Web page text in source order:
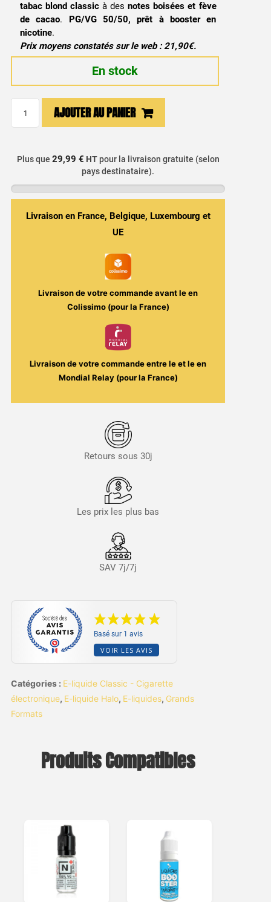
tabac blond classicà desnotes boisées et fève
de cacao.
PG/VG 50/50, prêt à booster en
nicotine.
Prix moyens constatés sur le web : 21,90€.
En stock
50ml
AJOUTER AU PANIER
Plus que 29,99 € HTpour la livraison gratuite (selon
pays destinataire).
Livraison en France, Belgique, Luxembourg et
UE
Livraison de votre commande avant leen
Colissimo (pour la France)
Livraison de votre commande entre leet leen
Mondial Relay (pour la France)
Retours sous 30j
Les prix les plus bas
SAV 7j/7j
Basé sur 1 avis
VOIR LES AVIS
Catégories : E-liquide Classic - Cigarette
électronique, E-liquide Halo, E-liquides, Grands
Formats
Produits Compatibles